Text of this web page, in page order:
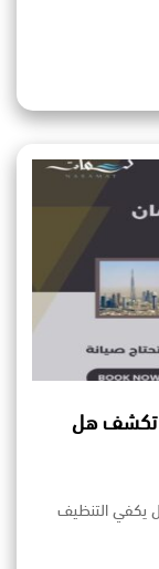
| 11 علامة تكشف هل
تكشف هل يكفي التنظيف